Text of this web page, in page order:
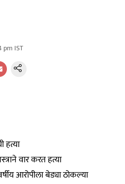
pm IST
हत्या
वार करत हत्या
आरोपीला बेड्या ठोकल्या